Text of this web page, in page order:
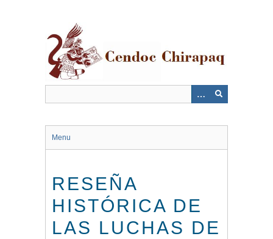
Menu
RESEÑA
HISTÓRICA DE
LAS LUCHAS DE